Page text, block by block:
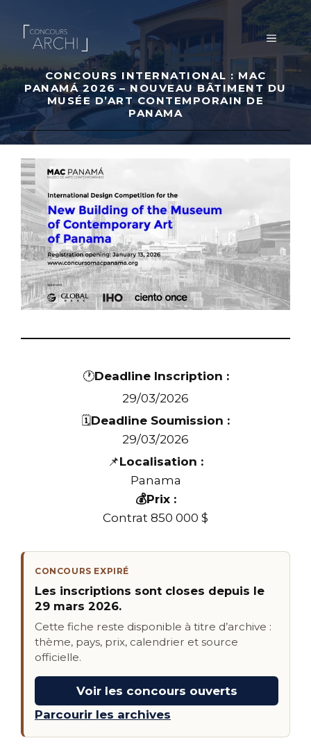
contenu
MENU
CONCOURS INTERNATIONAL : MAC
PANAMÁ 2026 – NOUVEAU BÂTIMENT DU
MUSÉE D’ART CONTEMPORAIN DE
PANAMA
🕐Deadline Inscription :
29/03/2026
🗓️Deadline Soumission :
29/03/2026
📌Localisation :
Panama
💰Prix :
Contrat 850 000 $
CONCOURS EXPIRÉ
Les inscriptions sont closes depuis le
29 mars 2026.
Cette fiche reste disponible à titre d’archive :
thème, pays, prix, calendrier et source
officielle.
Voir les concours ouverts
Parcourir les archives